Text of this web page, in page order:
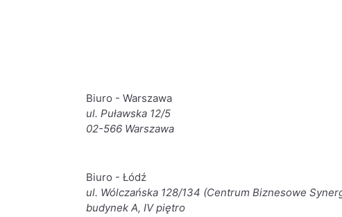
Biuro - Warszawa
ul. Puławska 12/5
02-566 Warszawa
Biuro - Łódź
ul. Wólczańska 128/134 (Centrum Biznesowe
budynek A, IV piętro